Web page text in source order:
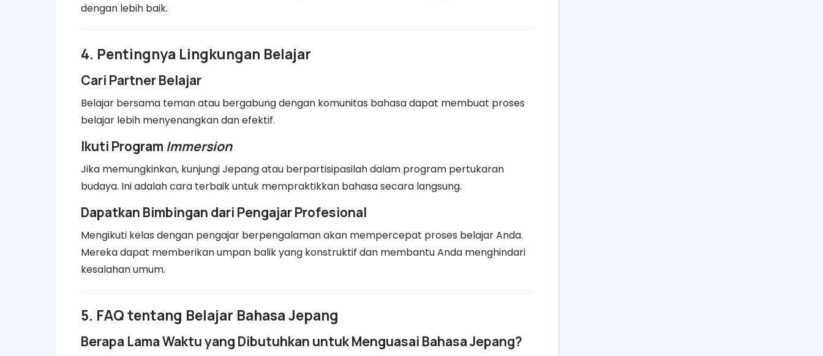
dengan lebih baik.
4. Pentingnya Lingkungan Belajar
Cari Partner Belajar
Belajar bersama teman atau bergabung dengan komunitas bahasa dapat membuat proses
belajar lebih menyenangkan dan efektif.
Ikuti Program Immersion
Jika memungkinkan, kunjungi Jepang atau berpartisipasilah dalam program pertukaran
budaya. Ini adalah cara terbaik untuk mempraktikkan bahasa secara langsung.
Dapatkan Bimbingan dari Pengajar Profesional
Mengikuti kelas dengan pengajar berpengalaman akan mempercepat proses belajar Anda.
Mereka dapat memberikan umpan balik yang konstruktif dan membantu Anda menghindari
kesalahan umum.
5. FAQ tentang Belajar Bahasa Jepang
Berapa Lama Waktu yang Dibutuhkan untuk Menguasai Bahasa Jepang?